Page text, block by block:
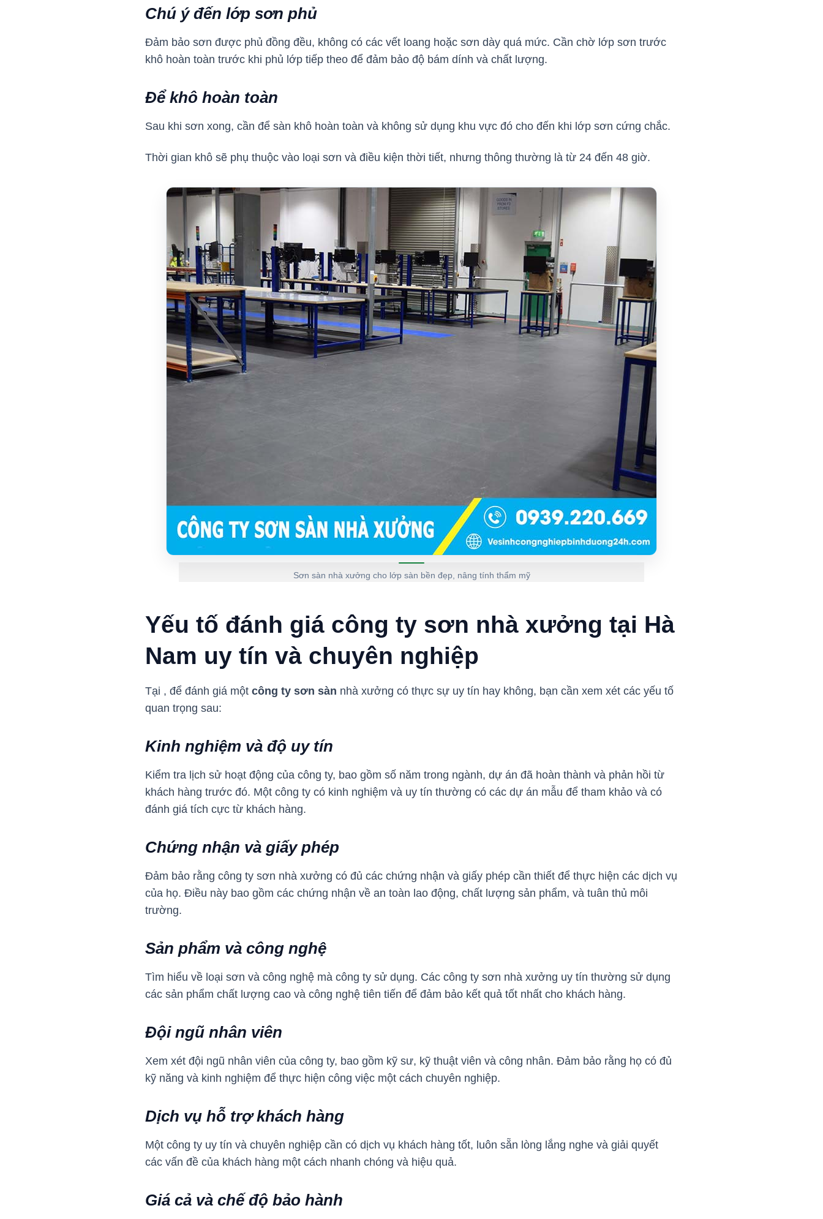
Chú ý đến lớp sơn phủ
Đảm bảo sơn được phủ đồng đều, không có các vết loang hoặc sơn dày quá mức. Cần chờ lớp sơn trước
khô hoàn toàn trước khi phủ lớp tiếp theo để đảm bảo độ bám dính và chất lượng.
Để khô hoàn toàn
Sau khi sơn xong, cần để sàn khô hoàn toàn và không sử dụng khu vực đó cho đến khi lớp sơn cứng chắc.
Thời gian khô sẽ phụ thuộc vào loại sơn và điều kiện thời tiết, nhưng thông thường là từ 24 đến 48 giờ.
Sơn sàn nhà xưởng cho lớp sàn bền đẹp, nâng tính thẩm mỹ
Yếu tố đánh giá công ty sơn nhà xưởng tại Hà
Nam uy tín và chuyên nghiệp
Tại , để đánh giá một công ty sơn sàn nhà xưởng có thực sự uy tín hay không, bạn cần xem xét các yếu tố
quan trọng sau:
Kinh nghiệm và độ uy tín
Kiểm tra lịch sử hoạt động của công ty, bao gồm số năm trong ngành, dự án đã hoàn thành và phản hồi từ
khách hàng trước đó. Một công ty có kinh nghiệm và uy tín thường có các dự án mẫu để tham khảo và có
đánh giá tích cực từ khách hàng.
Chứng nhận và giấy phép
Đảm bảo rằng công ty sơn nhà xưởng có đủ các chứng nhận và giấy phép cần thiết để thực hiện các dịch vụ
của họ. Điều này bao gồm các chứng nhận về an toàn lao động, chất lượng sản phẩm, và tuân thủ môi
trường.
Sản phẩm và công nghệ
Tìm hiểu về loại sơn và công nghệ mà công ty sử dụng. Các công ty sơn nhà xưởng uy tín thường sử dụng
các sản phẩm chất lượng cao và công nghệ tiên tiến để đảm bảo kết quả tốt nhất cho khách hàng.
Đội ngũ nhân viên
Xem xét đội ngũ nhân viên của công ty, bao gồm kỹ sư, kỹ thuật viên và công nhân. Đảm bảo rằng họ có đủ
kỹ năng và kinh nghiệm để thực hiện công việc một cách chuyên nghiệp.
Dịch vụ hỗ trợ khách hàng
Một công ty uy tín và chuyên nghiệp cần có dịch vụ khách hàng tốt, luôn sẵn lòng lắng nghe và giải quyết
các vấn đề của khách hàng một cách nhanh chóng và hiệu quả.
Giá cả và chế độ bảo hành